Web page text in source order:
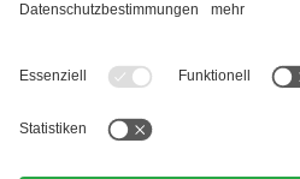
Dolomiten, im UNESCO
Trotz genauer Arbeit und ständigem
auftreten. Wir übernehmen keine Gewähr
Vollständigkeit aller Informationen.
Informieren Sie sich sicherheitshalber